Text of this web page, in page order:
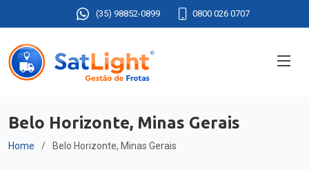
(35) 98852-0899 0800 026 0707
Belo Horizonte, Minas Gerais
Home Belo Horizonte, Minas Gerais